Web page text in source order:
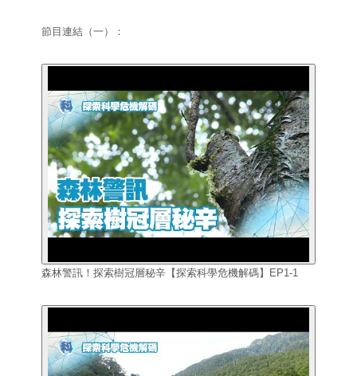
節目連結（一）：
森林警訊！探索樹冠層秘辛【探索科學危機解碼】EP1-1